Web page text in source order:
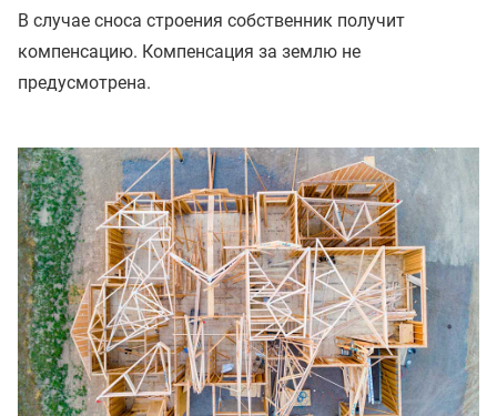
В случае сноса строения собственник получит
компенсацию. Компенсация за землю не
предусмотрена.